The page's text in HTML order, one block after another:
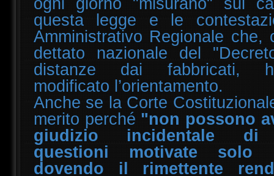
ogni giorno "misurano" sul
questa legge e le
Amministrativo Regionale che,
dettato nazionale del
distanze dai fabbricati,
modificato l’orientamento.
Anche se la Corte
merito perché "non possono
giudizio incidentale di
questioni motivate solo
dovendo il rimettente